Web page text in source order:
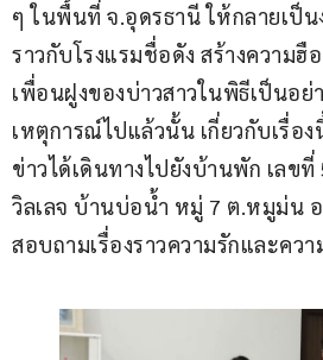
ๆ ในพื้นที่ จ.อุดรธานี ให้กลายเป็น
ราวกับโรงแรมชื่อดัง สร้างความ
เพื่อนฝูงของบ่าวสาวในพิธีเป็นอย่
เหตุการณ์ไปแล้วนั้น เกี่ยวกับเรื่อ
ข่าวได้เดินทางไปยังบ้านพัก เลข
วิลเลจ บ้านบ่อน้ำ หมู่ 7 ต.หมูม่น อ
สอบถามเรื่องราวความรักและคว